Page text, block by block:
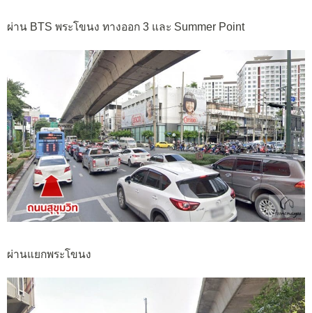
ผ่าน BTS พระโขนง ทางออก 3 และ Summer Point
ผ่านแยกพระโขนง